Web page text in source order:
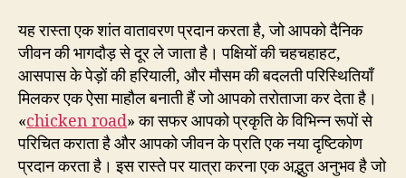
यह रास्ता एक शांत वातावरण प्रदान करता है, जो आपको दैनिक
जीवन की भागदौड़ से दूर ले जाता है। पक्षियों की चहचहाहट,
आसपास के पेड़ों की हरियाली, और मौसम की बदलती परिस्थितियाँ
मिलकर एक ऐसा माहौल बनाती हैं जो आपको तरोताजा कर देता है।
«chicken road» का सफर आपको प्रकृति के विभिन्न रूपों से
परिचित कराता है और आपको जीवन के प्रति एक नया दृष्टिकोण
प्रदान करता है। इस रास्ते पर यात्रा करना एक अद्भुत अनुभव है जो